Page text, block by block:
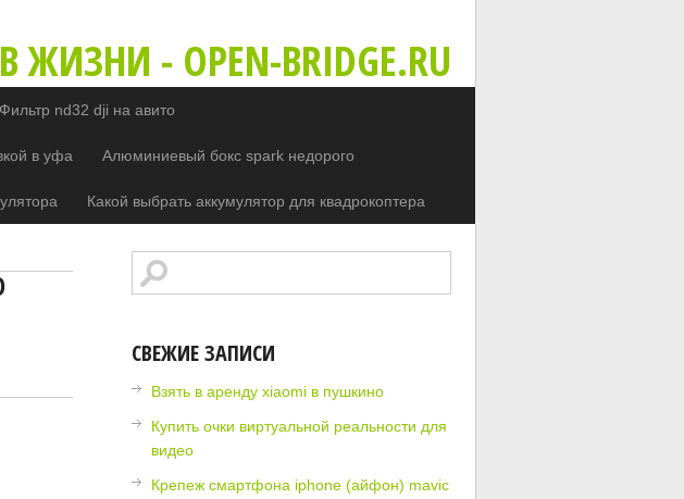
- OPEN-BRIDGE.RU
Фильтр nd32 dji на авито
в уфа Алюминиевый бокс spark недорого
Какой выбрать аккумулятор для квадрокоптера
СВЕЖИЕ ЗАПИСИ
Взять в аренду xiaomi в пушкино
Купить очки виртуальной реальности для
видео
Крепеж смартфона iphone (айфон) mavic